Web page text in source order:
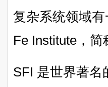
复杂系统领域
Fe Institute，简
SFI 是世界著名